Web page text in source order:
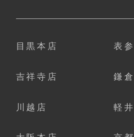
目黒本店 表
吉祥寺店 鎌
川越店 軽